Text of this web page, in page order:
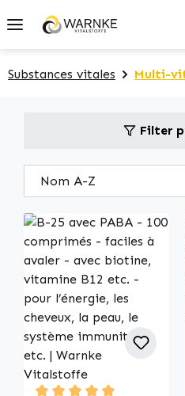
content
Substances vitales Multi-
Filter